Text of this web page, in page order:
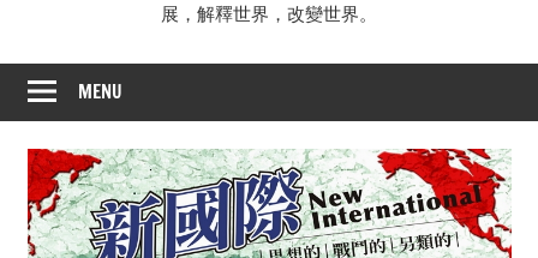
展，解釋世界，改變世界。
MENU